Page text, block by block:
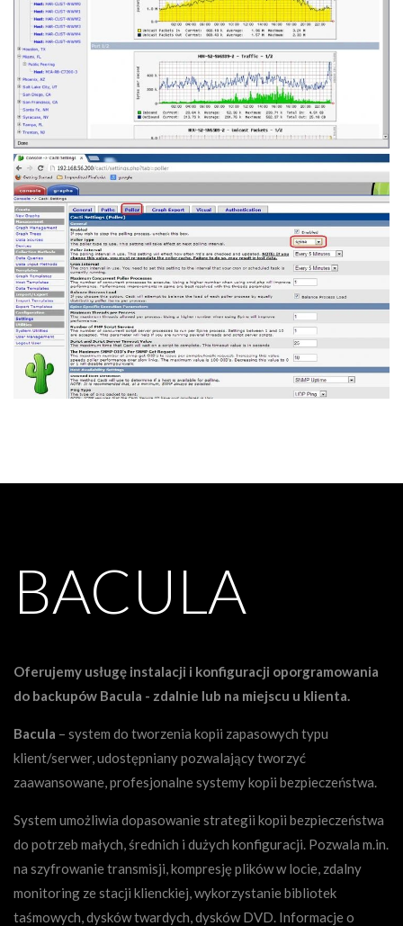
BACULA
Oferujemy usługę instalacji i konfiguracji oporgramowania
do backupów Bacula - zdalnie lub na miejscu u klienta.
Bacula – system do tworzenia kopii zapasowych typu
klient/serwer, udostępniany pozwalający tworzyć
zaawansowane, profesjonalne systemy kopii bezpieczeństwa.
System umożliwia dopasowanie strategii kopii bezpieczeństwa
do potrzeb małych, średnich i dużych konfiguracji. Pozwala m.in.
na szyfrowanie transmisji, kompresję plików w locie, zdalny
monitoring ze stacji klienckiej, wykorzystanie bibliotek
taśmowych, dysków twardych, dysków DVD. Informacje o